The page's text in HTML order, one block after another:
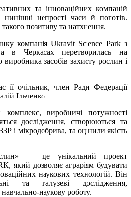
та інноваційних компаній
непрості часи й поготів.
позитиву та натхнення.
компанія Ukravit Science Park з
в Черкасах перетворилась на
виробника засобів захисту рослин і
її очільник, член Ради Федерації
Ільченко.
комплекс, виробничі потужності
дослідження, створюються та
і мікродобрива, та оцінили якість
— це унікальний проект
який дозволяє аграріям будувати
наукових технологій. Він
та галузеві дослідження,
навчально-наукову роботу.